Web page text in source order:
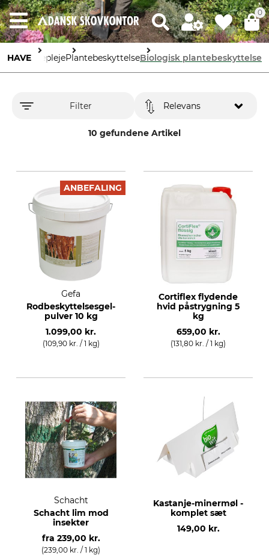
0
HAVEHaveplejePlantebeskyttelseBiologisk plantebeskyttelse
Filter
10 gefundene Artikel
Relevans
ANBEFALING
Gefa
Rodbeskyttelsesgel-
pulver 10 kg
1.099,00 kr.
(109,90 kr. / 1 kg)
Cortiflex flydende
hvid påstrygning 5
kg
659,00 kr.
(131,80 kr. / 1 kg)
Schacht
Schacht lim mod
insekter
fra 239,00 kr.
(239,00 kr. / 1 kg)
Kastanje-minermøl -
komplet sæt
149,00 kr.